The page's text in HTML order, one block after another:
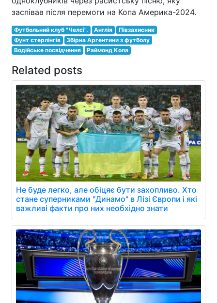
заспівав після перемоги на Копа Америка-2024.
Футбольний клуб "Челсі". Англія
Півзахисник
Фунт стерлінгів
Збірна Аргентини з футболу
Водійське посвідчення
Раймонд Копа
Related posts
Не буде легко, але обіцяє бути захопливо. Хто
стане суперниками "Динамо" в Лізі Європи і які
важливі факти про них необхідно знати